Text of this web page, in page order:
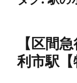
【区間
利市駅【